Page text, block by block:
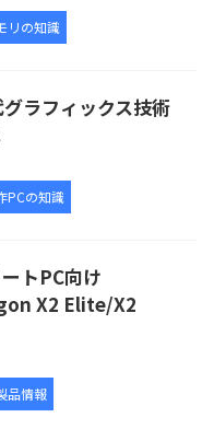
リの知識
ラフィックス技術
PCの知識
トPC向け
X2 Elite/X2
品情報